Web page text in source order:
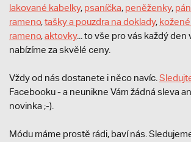
lakované kabelky, psaníčka, peněženky,
rameno,tašky a pouzdra na doklady,
rameno,aktovky... to vše pro vás každý den
nabízíme za skvělé ceny.
Vždy od nás dostanete i něco navíc. S
Facebooku - a neunikne Vám žádná sleva
novinka ;-).
Módu máme prostě rádi, baví nás.